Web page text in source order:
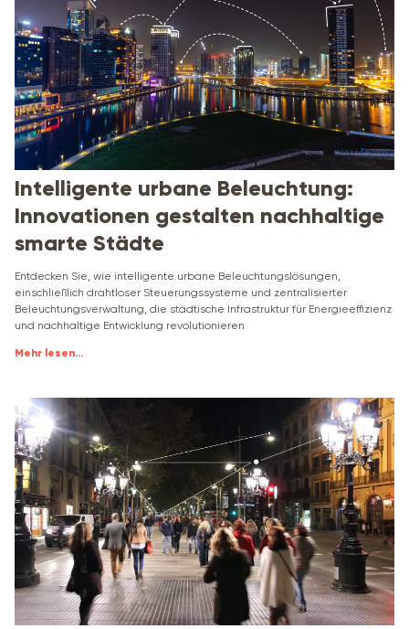
Intelligente urbane Beleuchtung:
Innovationen gestalten nachhaltige
smarte Städte
Entdecken Sie, wie intelligente urbane Beleuchtungslösungen,
einschließlich drahtloser Steuerungssysteme und zentralisierter
Beleuchtungsverwaltung, die städtische Infrastruktur für Energieeffizienz
und nachhaltige Entwicklung revolutionieren
Mehr lesen...